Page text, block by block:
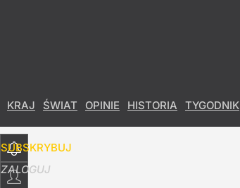
KRAJ ŚWIAT OPINIE HISTORIA TYGODNIK
SUBSKRYBUJ
ZALOGUJ